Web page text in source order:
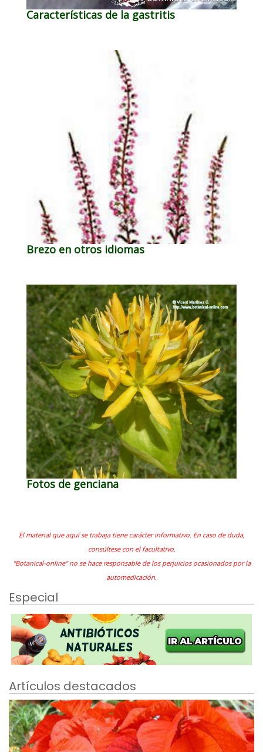
Características de la gastritis
Brezo en otros idiomas
Fotos de genciana
El material que aquí se trabaja tiene carácter informativo. En caso de duda,
consúltese con el facultativo.
"Botanical-online" no se hace responsable de los perjuicios ocasionados por la
automedicación.
Especial
Artículos destacados